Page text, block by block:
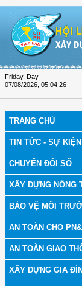
Friday, Day
07/08/2026 05:04:27
TRANG CHỦ
TIN TỨC - SỰ KIỆN
CHUYỂN ĐỔI SỐ
XÂY DỰNG NÔNG
BẢO VỆ MÔI
AN TOÀN CHO
AN TOÀN GIAO
XÂY DỰNG GIA